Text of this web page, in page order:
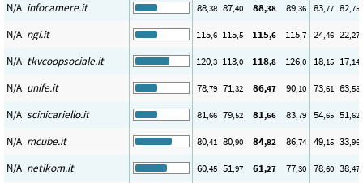
N/A infocamere.it 88,38 87,40 88,38 89,36 83,77 82,75
N/A ngi.it 115,6 115,5 115,6 115,7 24,46 22,27
N/A tkvcoopsociale.it 120,3 113,0 118,8 126,0 18,15 17,14
N/A unife.it 78,79 71,32 86,47 90,10 73,61 63,58
N/A scinicariello.it 81,66 79,52 81,66 83,79 54,65 51,62
N/A mcube.it 80,41 80,90 84,82 86,74 49,15 33,96
N/A netikom.it 60,45 51,97 61,27 77,30 78,60 38,47